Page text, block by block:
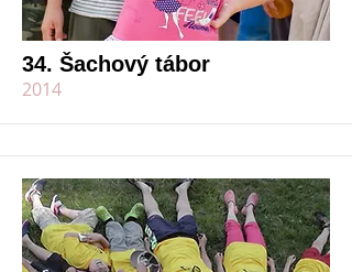
34. Šachový tábor
2014